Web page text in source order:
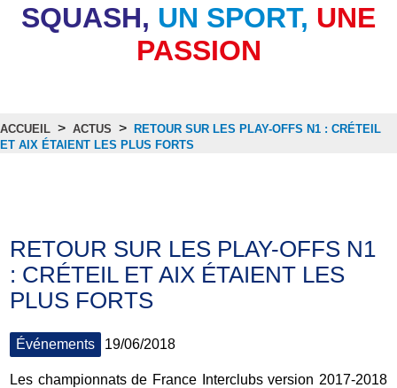
SQUASH, UN SPORT, UNE
PASSION
ACCUEIL > ACTUS > RETOUR SUR LES PLAY-OFFS N1 : CRÉTEIL
ET AIX ÉTAIENT LES PLUS FORTS
RETOUR SUR LES PLAY-OFFS N1
: CRÉTEIL ET AIX ÉTAIENT LES
PLUS FORTS
Événements 19/06/2018
Les championnats de France Interclubs version 2017-2018